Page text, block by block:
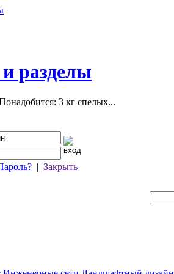
разделы
3 кг спелых...
| Закрыть